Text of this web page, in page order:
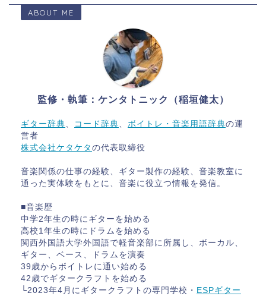
ABOUT ME
監修・執筆：ケンタトニック（稲垣健太）
ギター辞典 コード辞典 ボイトレ・音楽用語辞典の運
営者
株式会社ケタケタ の代表取締役
音楽関係の仕事の経験、ギター製作の経験、音楽教室に
通った実体験をもとに、音楽に役立つ情報を発信。
■音楽歴
中学2年生の時にギターを始める
高校1年生の時にドラムを始める
関西外国語大学外国語で軽音楽部に所属し、ボーカル、
ギター、ベース、ドラムを演奏
39歳からボイトレに通い始める
42歳でギタークラフトを始める
└2023年4月にギタークラフトの専門学校・ ESPギター